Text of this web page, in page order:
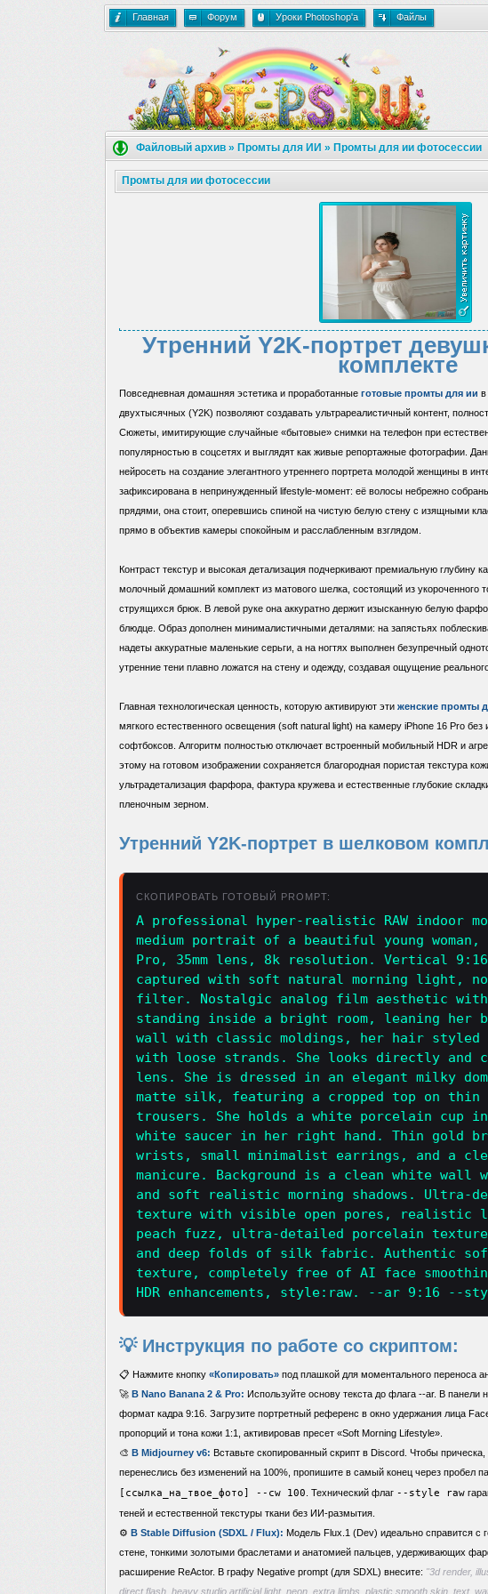
Главная Форум Уроки Photoshop'a Файлы
Файловый архив » Промты для ИИ » Промты для ии фотосессии
Промты для ии фотосессии
Утренний Y2K-портрет
комплекте
Повседневная домашняя эстетика и проработанные готовые промты для ии в
двухтысячных (Y2K) позволяют создавать ультрареалистичный контент,
Сюжеты, имитирующие случайные «бытовые» снимки на телефон при
популярностью в соцсетях и выглядят как живые репортажные фотографии.
нейросеть на создание элегантного утреннего портрета молодой женщины в
зафиксирована в непринужденный lifestyle-момент: её волосы небрежно
прядями, она стоит, оперевшись спиной на чистую белую стену с изящными
прямо в объектив камеры спокойным и расслабленным взглядом.
Контраст текстур и высокая детализация подчеркивают премиальную глубину
молочный домашний комплект из матового шелка, состоящий из укороченного
струящихся брюк. В левой руке она аккуратно держит изысканную белую
блюдце. Образ дополнен минималистичными деталями: на запястьях
надеты аккуратные маленькие серьги, а на ногтях выполнен безупречный
утренние тени плавно ложатся на стену и одежду, создавая ощущение
Главная технологическая ценность, которую активируют эти женские промты
мягкого естественного освещения (soft natural light) на камеру iPhone 16 Pro без
софтбоксов. Алгоритм полностью отключает встроенный мобильный HDR и
этому на готовом изображении сохраняется благородная пористая текстура
ультрадетализация фарфора, фактура кружева и естественные глубокие
пленочным зерном.
Утренний Y2K-портрет в шелковом
СКОПИРОВАТЬ ГОТОВЫЙ PROMPT:
A professional hyper-realistic RAW indoor
medium portrait of a beautiful young woman,
Pro, 35mm lens, 8k resolution. Vertical
captured with soft natural morning light, no
filter. Nostalgic analog film aesthetic with
standing inside a bright room, leaning her
wall with classic moldings, her hair styled
with loose strands. She looks directly and
lens. She is dressed in an elegant milky
matte silk, featuring a cropped top on thin
trousers. She holds a white porcelain cup
white saucer in her right hand. Thin gold
wrists, small minimalist earrings, and a
manicure. Background is a clean white wall
and soft realistic morning shadows. Ultra-
texture with visible open pores, realistic
peach fuzz, ultra-detailed porcelain
and deep folds of silk fabric. Authentic
texture, completely free of AI face
HDR enhancements, style:raw. --ar 9:16 --
💡 Инструкция по работе со скриптом:
📋 Нажмите кнопку «Копировать» под плашкой для моментального переноса
🚀 В Nano Banana 2 & Pro: Используйте основу текста до флага --ar. В панели
формат кадра 9:16. Загрузите портретный референс в окно удержания лица
пропорций и тона кожи 1:1, активировав пресет «Soft Morning Lifestyle».
🎨 В Midjourney v6: Вставьте скопированный скрипт в Discord. Чтобы
перенеслись без изменений на 100%, пропишите в самый конец через пробел
[ссылка_на_твое_фото] --cw 100 . Технический флаг --style raw
теней и естественной текстуры ткани без ИИ-размытия.
⚙️ В Stable Diffusion (SDXL / Flux): Модель Flux.1 (Dev) идеально справится с
стене, тонкими золотыми браслетами и анатомией пальцев, удерживающих
расширение ReActor. В графу Negative prompt (для SDXL) внесите: "3d render,
direct flash, heavy studio artificial light, neon, extra limbs, plastic smooth skin, text,